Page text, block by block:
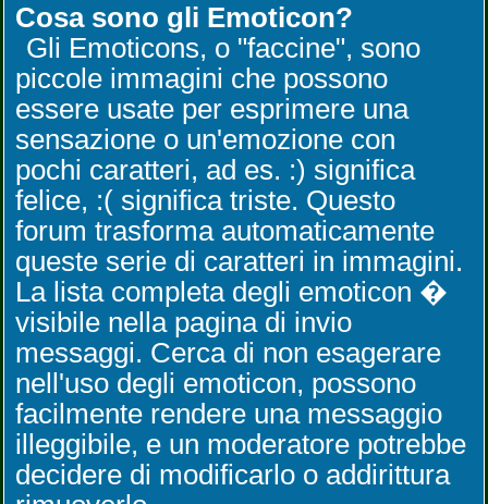
Cosa sono gli Emoticon?
Gli Emoticons, o "faccine", sono
piccole immagini che possono
essere usate per esprimere una
sensazione o un'emozione con
pochi caratteri, ad es. :) significa
felice, :( significa triste. Questo
forum trasforma automaticamente
queste serie di caratteri in immagini.
La lista completa degli emoticon �
visibile nella pagina di invio
messaggi. Cerca di non esagerare
nell'uso degli emoticon, possono
facilmente rendere una messaggio
illeggibile, e un moderatore potrebbe
decidere di modificarlo o addirittura